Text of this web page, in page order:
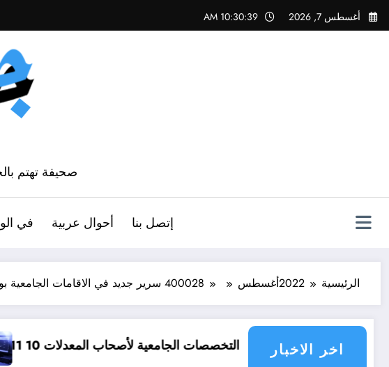
التجاوز
إلى
أغسطس 7, 2026 10:30:40 AM
صحيفة تهتم
إتصل بنا أحوال عربية في
الرئيسية 2022أغسطس 284000 سرير جديد في الاقامات الجامعية بولاية الشلف
اخر الاخبار
التخصصات الجامعية لأصحاب المعدلات 10 11 12 لسنة 2026 وظائف مفتوحة للحاصلين على مستوى 3 ثانوي في الجزائر ..